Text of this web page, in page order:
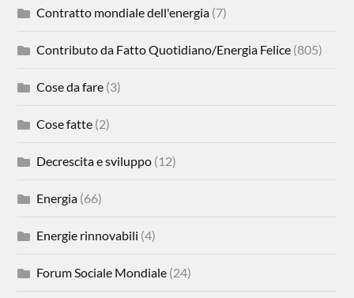
Contratto mondiale dell'energia (7)
Contributo da Fatto Quotidiano/Energia Felice (805)
Cose da fare (3)
Cose fatte (2)
Decrescita e sviluppo (12)
Energia (66)
Energie rinnovabili (4)
Forum Sociale Mondiale (24)